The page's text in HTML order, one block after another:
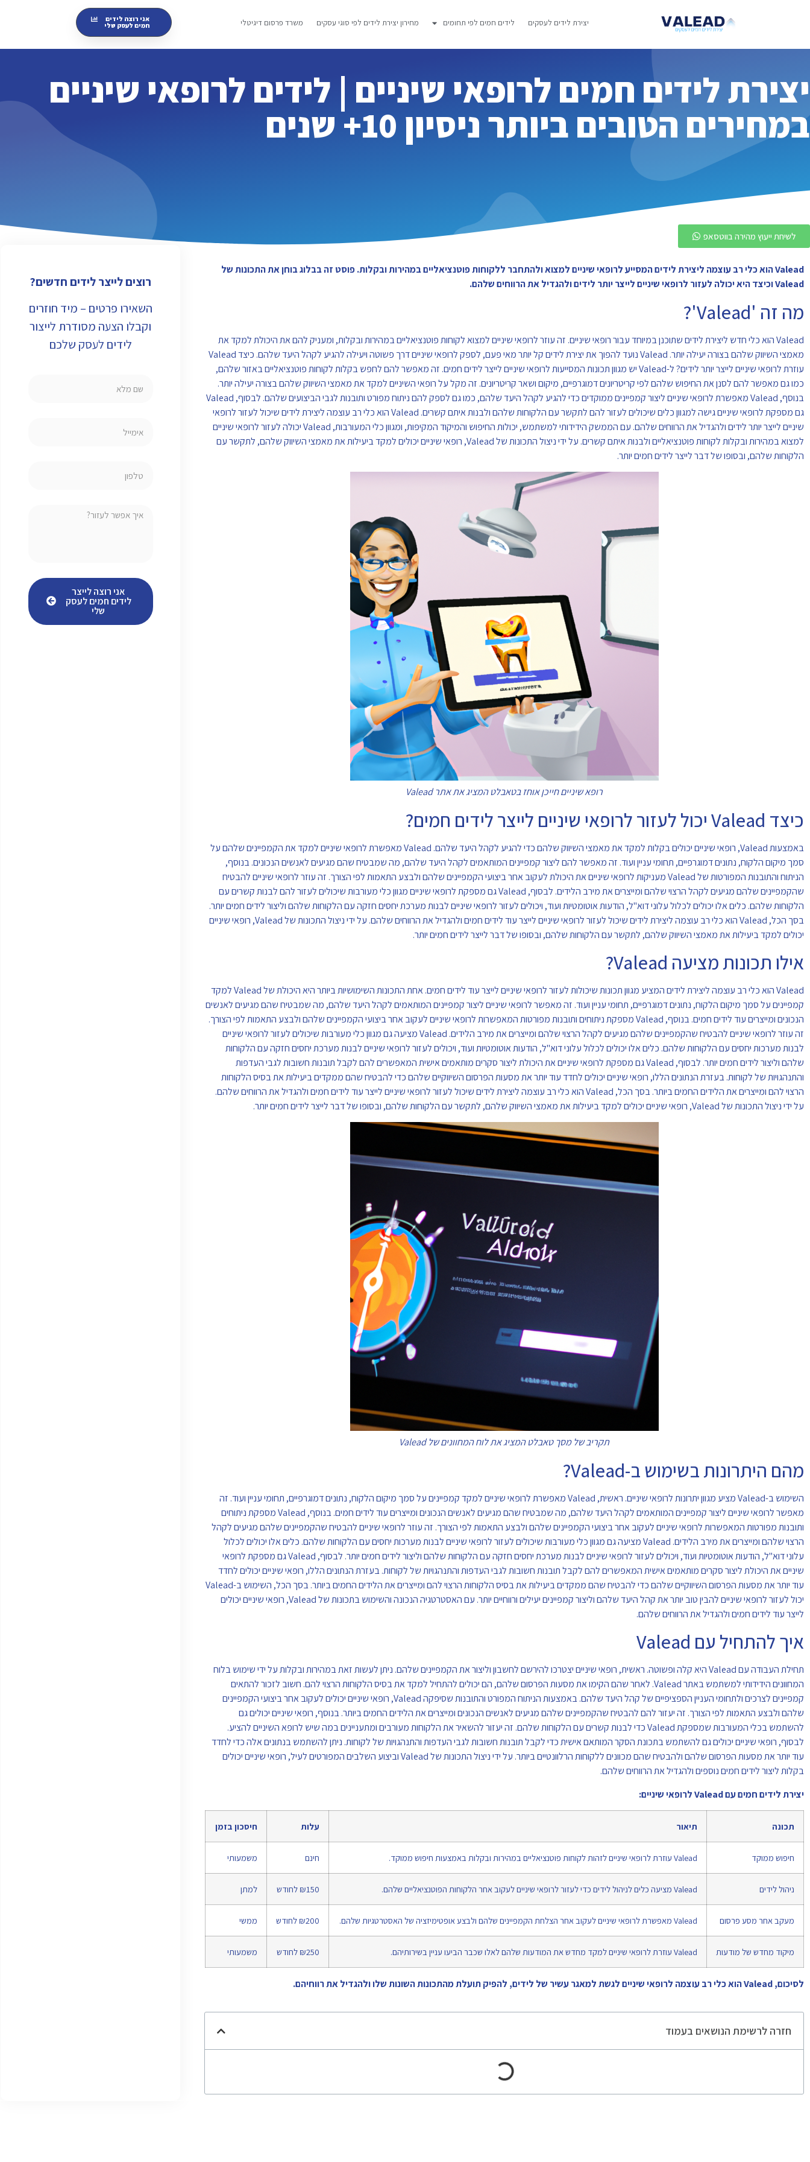
יצירת לידים לעסקים לידים חמים לפי תחומים מחירון יצירת לידים לפי סוגי עסקים משרד פרסום דיגיטלי אני רוצה לידים
חמים לעסק שלי
יצירת לידים חמים לרופאי שיניים | לידים לרופאי שיניים
במחירים הטובים ביותר ניסיון 10+ שנים
לשיחת ייעוץ מהירה בווטסאפ
Valead הוא כלי רב עוצמה ליצירת לידים המסייע לרופאי שיניים למצוא ולהתחבר ללקוחות פוטנציאליים במהירות ובקלות. פוסט זה בבלוג בוחן את התכונות של
Valead וכיצד היא יכולה לעזור לרופאי שיניים לייצר יותר לידים ולהגדיל את הרווחים שלהם.
מה זה 'Valead'?
Valead הוא כלי חדש ליצירת לידים שתוכנן במיוחד עבור רופאי שיניים. זה עוזר לרופאי שיניים למצוא לקוחות פוטנציאליים במהירות ובקלות, ומעניק להם את היכולת למקד את
מאמצי השיווק שלהם בצורה יעילה יותר. Valead נועד להפוך את יצירת לידים קל יותר מאי פעם, לספק לרופאי שיניים דרך פשוטה ויעילה להגיע לקהל היעד שלהם. כיצד Valead
עוזרת לרופאי שיניים לייצר יותר לידים? ל-Valead יש מגוון תכונות המסייעות לרופאי שיניים לייצר לידים חמים. זה מאפשר להם לחפש בקלות לקוחות פוטנציאליים באזור שלהם,
כמו גם מאפשר להם לסנן את החיפוש שלהם לפי קריטריונים דמוגרפיים, מיקום ושאר קריטריונים. זה מקל על רופאי השיניים למקד את מאמצי השיווק שלהם בצורה יעילה יותר.
בנוסף, Valead מאפשרת לרופאי שיניים ליצור קמפיינים ממוקדים כדי להגיע לקהל היעד שלהם, כמו גם לספק להם ניתוח מפורט ותובנות לגבי הביצועים שלהם. לבסוף, Valead
גם מספקת לרופאי שיניים גישה למגוון כלים שיכולים לעזור להם לתקשר עם הלקוחות שלהם ולבנות איתם קשרים. Valead הוא כלי רב עוצמה ליצירת לידים שיכול לעזור לרופאי
שיניים לייצר יותר לידים ולהגדיל את הרווחים שלהם. עם הממשק הידידותי למשתמש, יכולות החיפוש והמיקוד המקיפות, ומגוון כלי המעורבות, Valead יכולה לעזור לרופאי שיניים
למצוא במהירות ובקלות לקוחות פוטנציאליים ולבנות איתם קשרים. על ידי ניצול התכונות של Valead, רופאי שיניים יכולים למקד ביעילות את מאמצי השיווק שלהם, לתקשר עם
הלקוחות שלהם, ובסופו של דבר לייצר לידים חמים יותר.
רופא שיניים חייכן אוחז בטאבלט המציג את אתר Valead
כיצד Valead יכול לעזור לרופאי שיניים לייצר לידים חמים?
באמצעות Valead, רופאי שיניים יכולים בקלות למקד את מאמצי השיווק שלהם כדי להגיע לקהל היעד שלהם. Valead מאפשרת לרופאי שיניים למקד את הקמפיינים שלהם על
סמך מיקום הלקוח, נתונים דמוגרפיים, תחומי עניין ועוד. זה מאפשר להם ליצור קמפיינים המותאמים לקהל היעד שלהם, מה שמבטיח שהם מגיעים לאנשים הנכונים. בנוסף,
הניתוח והתובנות המפורטות של Valead מעניקות לרופאי שיניים את היכולת לעקוב אחר ביצועי הקמפיינים שלהם ולבצע התאמות לפי הצורך. זה עוזר לרופאי שיניים להבטיח
שהקמפיינים שלהם מגיעים לקהל הרצוי שלהם ומייצרים את מירב הלידים. לבסוף, Valead גם מספקת לרופאי שיניים מגוון כלי מעורבות שיכולים לעזור להם לבנות קשרים עם
הלקוחות שלהם. כלים אלו יכולים לכלול עלוני דוא"ל, הודעות אוטומטיות ועוד, ויכולים לעזור לרופאי שיניים לבנות מערכת יחסים חזקה עם הלקוחות שלהם וליצור לידים חמים יותר.
בסך הכל, Valead הוא כלי רב עוצמה ליצירת לידים שיכול לעזור לרופאי שיניים לייצר עוד לידים חמים ולהגדיל את הרווחים שלהם. על ידי ניצול התכונות של Valead, רופאי שיניים
יכולים למקד ביעילות את מאמצי השיווק שלהם, לתקשר עם הלקוחות שלהם, ובסופו של דבר לייצר לידים חמים יותר.
אילו תכונות מציעה Valead?
Valead הוא כלי רב עוצמה ליצירת לידים המציע מגוון תכונות שיכולות לעזור לרופאי שיניים לייצר עוד לידים חמים. אחת התכונות השימושיות ביותר היא היכולת של Valead למקד
קמפיינים על סמך מיקום הלקוח, נתונים דמוגרפיים, תחומי עניין ועוד. זה מאפשר לרופאי שיניים ליצור קמפיינים המותאמים לקהל היעד שלהם, מה שמבטיח שהם מגיעים לאנשים
הנכונים ומייצרים עוד לידים חמים. בנוסף, Valead מספקת ניתוחים ותובנות מפורטות המאפשרות לרופאי שיניים לעקוב אחר ביצועי הקמפיינים שלהם ולבצע התאמות לפי הצורך.
זה עוזר לרופאי שיניים להבטיח שהקמפיינים שלהם מגיעים לקהל הרצוי שלהם ומייצרים את מירב הלידים. Valead מציעה גם מגוון כלי מעורבות שיכולים לעזור לרופאי שיניים
לבנות מערכות יחסים עם הלקוחות שלהם. כלים אלו יכולים לכלול עלוני דוא"ל, הודעות אוטומטיות ועוד, ויכולים לעזור לרופאי שיניים לבנות מערכת יחסים חזקה עם הלקוחות
שלהם וליצור לידים חמים יותר. לבסוף, Valead גם מספקת לרופאי שיניים את היכולת ליצור סקרים מותאמים אישית המאפשרים להם לקבל תובנות חשובות לגבי העדפות
והתנהגויות של לקוחות. בעזרת הנתונים הללו, רופאי שיניים יכולים לחדד עוד יותר את מסעות הפרסום השיווקיים שלהם כדי להבטיח שהם ממקדים ביעילות את בסיס הלקוחות
הרצוי להם ומייצרים את הלידים החמים ביותר. בסך הכל, Valead הוא כלי רב עוצמה ליצירת לידים שיכול לעזור לרופאי שיניים לייצר עוד לידים חמים ולהגדיל את הרווחים שלהם.
על ידי ניצול התכונות של Valead, רופאי שיניים יכולים למקד ביעילות את מאמצי השיווק שלהם, לתקשר עם הלקוחות שלהם, ובסופו של דבר לייצר לידים חמים יותר.
תקריב של מסך טאבלט המציג את לוח המחוונים של Valead
מהם היתרונות בשימוש ב-Valead?
השימוש ב-Valead מציע מגוון יתרונות לרופאי שיניים. ראשית, Valead מאפשרת לרופאי שיניים למקד קמפיינים על סמך מיקום הלקוח, נתונים דמוגרפיים, תחומי עניין ועוד. זה
מאפשר לרופאי שיניים ליצור קמפיינים המותאמים לקהל היעד שלהם, מה שמבטיח שהם מגיעים לאנשים הנכונים ומייצרים עוד לידים חמים. בנוסף, Valead מספקת ניתוחים
ותובנות מפורטות המאפשרות לרופאי שיניים לעקוב אחר ביצועי הקמפיינים שלהם ולבצע התאמות לפי הצורך. זה עוזר לרופאי שיניים להבטיח שהקמפיינים שלהם מגיעים לקהל
הרצוי שלהם ומייצרים את מירב הלידים. Valead מציעה גם מגוון כלי מעורבות שיכולים לעזור לרופאי שיניים לבנות מערכות יחסים עם הלקוחות שלהם. כלים אלו יכולים לכלול
עלוני דוא"ל, הודעות אוטומטיות ועוד, ויכולים לעזור לרופאי שיניים לבנות מערכת יחסים חזקה עם הלקוחות שלהם וליצור לידים חמים יותר. לבסוף, Valead גם מספקת לרופאי
שיניים את היכולת ליצור סקרים מותאמים אישית המאפשרים להם לקבל תובנות חשובות לגבי העדפות והתנהגויות של לקוחות. בעזרת הנתונים הללו, רופאי שיניים יכולים לחדד
עוד יותר את מסעות הפרסום השיווקיים שלהם כדי להבטיח שהם ממקדים ביעילות את בסיס הלקוחות הרצוי להם ומייצרים את הלידים החמים ביותר. בסך הכל, השימוש ב-Valead
יכול לעזור לרופאי שיניים להבין טוב יותר את קהל היעד שלהם וליצור קמפיינים יעילים ורווחיים יותר. עם האסטרטגיה הנכונה והשימוש בתכונות של Valead, רופאי שיניים יכולים
לייצר עוד לידים חמים ולהגדיל את הרווחים שלהם.
איך להתחיל עם Valead
תחילת העבודה עם Valead היא קלה ופשוטה. ראשית, רופאי שיניים יצטרכו להירשם לחשבון וליצור את הקמפיינים שלהם. ניתן לעשות זאת במהירות ובקלות על ידי שימוש בלוח
המחוונים הידידותי למשתמש באתר Valead. לאחר שהם הקימו את מסעות הפרסום שלהם, הם יכולים להתחיל למקד את בסיס הלקוחות הרצוי להם. חשוב לזכור להתאים
קמפיינים לצרכים ולתחומי העניין הספציפיים של קהל היעד שלהם. באמצעות הניתוח המפורט והתובנות שסיפקה Valead, רופאי שיניים יכולים לעקוב אחר ביצועי הקמפיינים
שלהם ולבצע התאמות לפי הצורך. זה יעזור להם להבטיח שהקמפיינים שלהם מגיעים לאנשים הנכונים ומייצרים את הלידים החמים ביותר. בנוסף, רופאי שיניים יכולים גם
להשתמש בכלי המעורבות שמספקת Valead כדי לבנות קשרים עם הלקוחות שלהם. זה יעזור להשאיר את הלקוחות מעורבים ומתעניינים במה שיש לרופא השיניים להציע.
לבסוף, רופאי שיניים יכולים גם להשתמש בתכונת הסקר המותאם אישית כדי לקבל תובנות חשובות לגבי העדפות והתנהגויות של לקוחות. ניתן להשתמש בנתונים אלה כדי לחדד
עוד יותר את מסעות הפרסום שלהם ולהבטיח שהם מכוונים ללקוחות הרלוונטיים ביותר. על ידי ניצול התכונות של Valead וביצוע השלבים המפורטים לעיל, רופאי שיניים יכולים
בקלות ליצור לידים חמים נוספים ולהגדיל את הרווחים שלהם.
יצירת לידים חמים עם Valead לרופאי שיניים:
תכונה תיאור עלות חיסכון בזמן
חיפוש ממוקד Valead עוזרת לרופאי שיניים לזהות לקוחות פוטנציאליים במהירות ובקלות באמצעות חיפוש ממוקד. חינם משמעותי
ניהול לידים Valead מציעה כלים לניהול לידים כדי לעזור לרופאי שיניים לעקוב אחר הלקוחות הפוטנציאליים שלהם. ₪150 לחודש למתן
מעקב אחר מסע פרסום Valead מאפשרת לרופאי שיניים לעקוב אחר הצלחת הקמפיינים שלהם ולבצע אופטימיזציה של האסטרטגיות שלהם. ₪200 לחודש ממשי
מיקוד מחדש של מודעות Valead עוזרת לרופאי שיניים למקד מחדש את המודעות שלהם לאלו שכבר הביעו עניין בשירותיהם. ₪250 לחודש משמעותי
לסיכום, Valead הוא כלי רב עוצמה לרופאי שיניים לגשת למאגר עשיר של לידים, להפיק תועלת מהתכונות השונות שלו ולהגדיל את רווחיהם.
חזרה לרשימת הנושאים בעמוד
רוצים לייצר לידים חדשים?
השאירו פרטים – מיד חוזרים
וקבלו הצעה מסודרת לייצור
לידים לעסק שלכם
אני רוצה לייצר
לידים חמים לעסק
שלי